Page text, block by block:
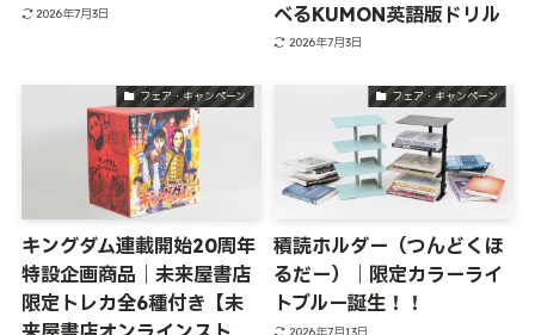
2026年7月3日
べるKUMON英語版ドリル
2026年7月3日
フェア・キャンペーン
キングダム連載開始20周年
特設企画商品｜未来屋書店
限定トレカ全6種付き【未
フェア・キャンペーン
積読ホルダー（つんどくほ
るだー）｜限定カラーライ
トブルー誕生！！